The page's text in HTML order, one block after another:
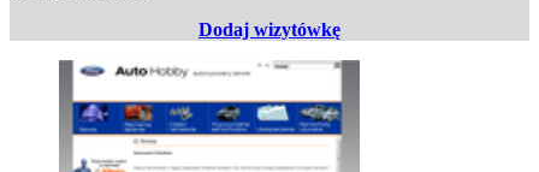
Dodaj wizytówkę